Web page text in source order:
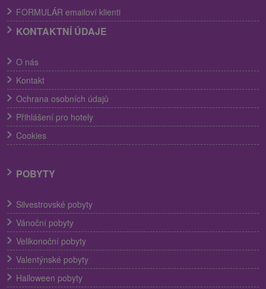
FORMULÁR emailoví klienti
KONTAKTNÍ ÚDAJE
O nás
Kontakt
Ochrana osobních údajů
Přihlášení pro hotely
Cookies
POBYTY
Silvestrovské pobyty
Vánoční pobyty
Velikonoční pobyty
Valentýnské pobyty
Halloween pobyty